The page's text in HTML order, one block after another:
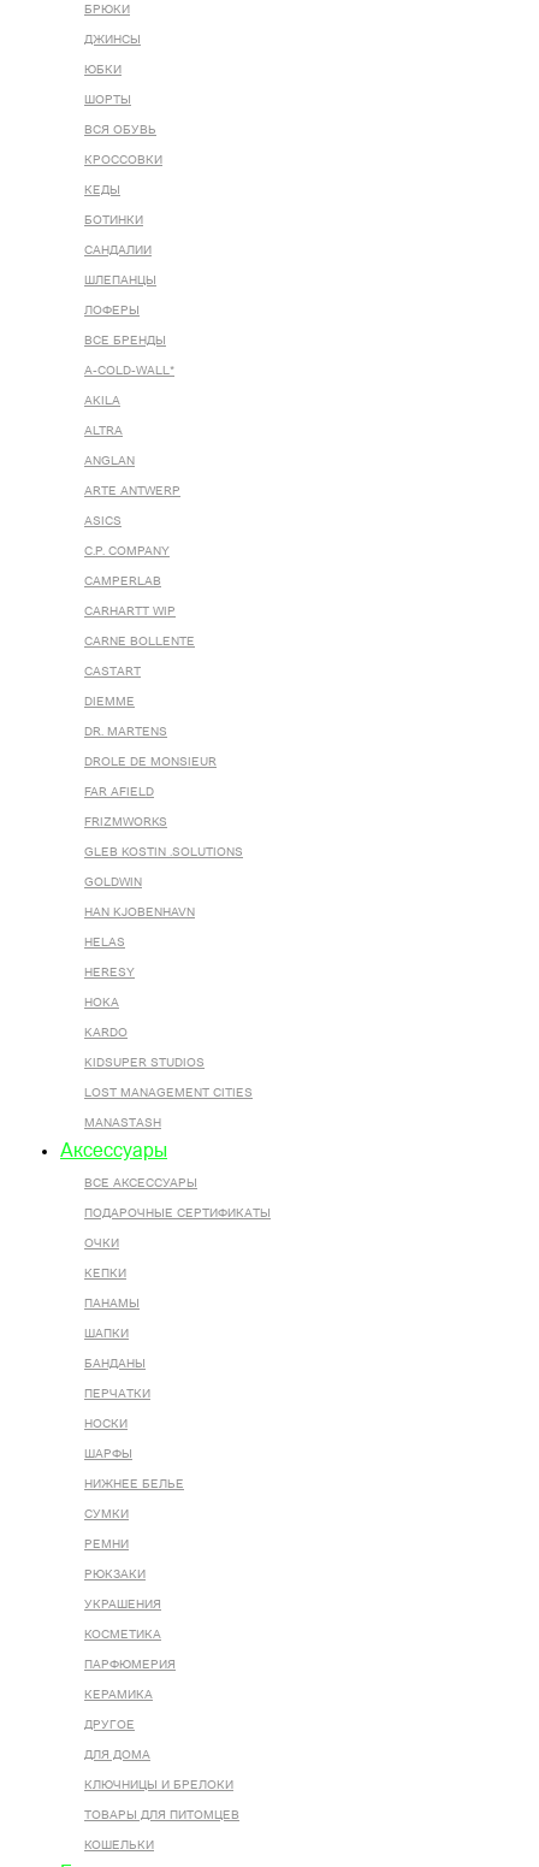
БРЮКИ
ДЖИНСЫ
ЮБКИ
ШОРТЫ
ВСЯ ОБУВЬ
КРОССОВКИ
КЕДЫ
БОТИНКИ
САНДАЛИИ
ШЛЕПАНЦЫ
ЛОФЕРЫ
ВСЕ БРЕНДЫ
A-COLD-WALL*
AKILA
ALTRA
ANGLAN
ARTE ANTWERP
ASICS
C.P. COMPANY
CAMPERLAB
CARHARTT WIP
CARNE BOLLENTE
CASTART
DIEMME
DR. MARTENS
DROLE DE MONSIEUR
FAR AFIELD
FRIZMWORKS
GLEB KOSTIN .SOLUTIONS
GOLDWIN
HAN KJOBENHAVN
HELAS
HERESY
HOKA
KARDO
KIDSUPER STUDIOS
LOST MANAGEMENT CITIES
MANASTASH
Аксессуары
ВСЕ AКСЕССУАРЫ
ПОДАРОЧНЫЕ СЕРТИФИКАТЫ
ОЧКИ
КЕПКИ
ПАНАМЫ
ШАПКИ
БАНДАНЫ
ПЕРЧАТКИ
НОСКИ
ШАРФЫ
НИЖНЕЕ БЕЛЬЕ
СУМКИ
РЕМНИ
РЮКЗАКИ
УКРАШЕНИЯ
КОСМЕТИКА
ПАРФЮМЕРИЯ
КЕРАМИКА
ДРУГОЕ
ДЛЯ ДОМА
КЛЮЧНИЦЫ И БРЕЛОКИ
ТОВАРЫ ДЛЯ ПИТОМЦЕВ
КОШЕЛЬКИ